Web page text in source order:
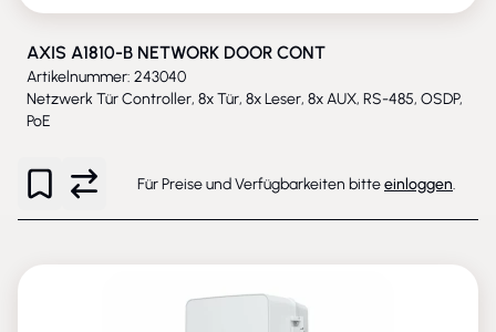
AXIS A1810-B NETWORK DOOR CONT
Artikelnummer: 243040
Netzwerk Tür Controller, 8x Tür, 8x Leser, 8x AUX, RS-485, OSDP,
PoE
Für Preise und Verfügbarkeiten bitteeinloggen.